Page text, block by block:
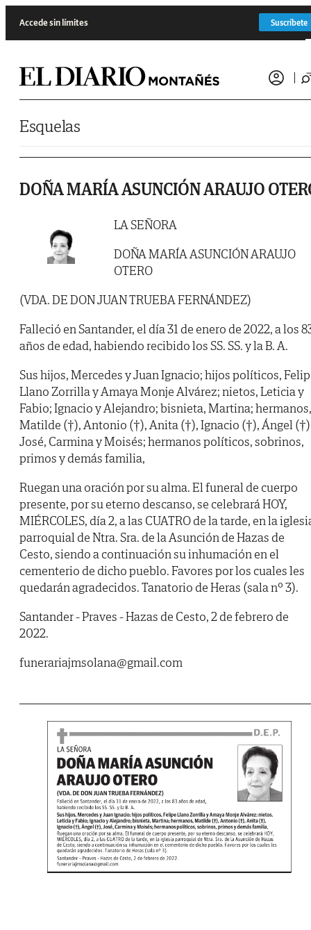
Accede sin límites Suscríbete
Esquelas
DOÑA MARÍA ASUNCIÓN ARAUJO
LA SEÑORA
DOÑA MARÍA ASUNCIÓN ARAUJO
OTERO
(VDA. DE DON JUAN TRUEBA FERNÁNDEZ)
Falleció en Santander, el día 31 de enero de 2022, a los
años de edad, habiendo recibido los SS. SS. y la B. A.
Sus hijos, Mercedes y Juan Ignacio; hijos políticos,
Llano Zorrilla y Amaya Monje Alvárez; nietos, Leticia y
Fabio; Ignacio y Alejandro; bisnieta, Martina; hermanos,
Matilde (†), Antonio (†), Anita (†), Ignacio (†), Ángel
José, Carmina y Moisés; hermanos políticos, sobrinos,
primos y demás familia,
Ruegan una oración por su alma. El funeral de cuerpo
presente, por su eterno descanso, se celebrará HOY,
MIÉRCOLES, día 2, a las CUATRO de la tarde, en la
parroquial de Ntra. Sra. de la Asunción de Hazas de
Cesto, siendo a continuación su inhumación en el
cementerio de dicho pueblo. Favores por los cuales les
quedarán agradecidos. Tanatorio de Heras (sala nº 3).
Santander - Praves - Hazas de Cesto, 2 de febrero de
2022.
funerariajmsolana@gmail.com